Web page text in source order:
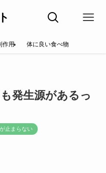
作用 体に良い食べ物
発生源があるっ
止まらない